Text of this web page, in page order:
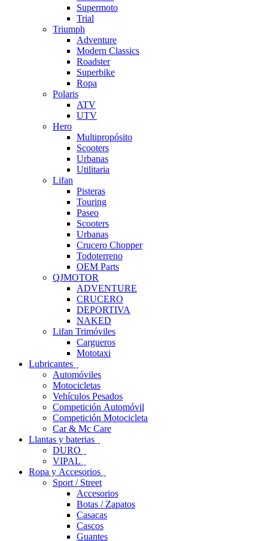
Supermoto
Trial
Triumph
Adventure
Modern Classics
Roadster
Superbike
Ropa
Polaris
ATV
UTV
Hero
Multipropósito
Scooters
Urbanas
Utilitaria
Lifan
Pisteras
Touring
Paseo
Scooters
Urbanas
Crucero Chopper
Todoterreno
OEM Parts
QJMOTOR
ADVENTURE
CRUCERO
DEPORTIVA
NAKED
Lifan Trimóviles
Cargueros
Mototaxi
Lubricantes
Automóviles
Motocicletas
Vehículos Pesados
Competición Automóvil
Competición Motocicleta
Car & Mc Care
Llantas y baterias
DURO
VIPAL
Ropa y Accesorios
Sport / Street
Accesorios
Botas / Zapatos
Casacas
Cascos
Guantes